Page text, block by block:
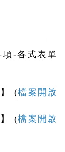
項-各式表單
(檔案開啟
(檔案開啟